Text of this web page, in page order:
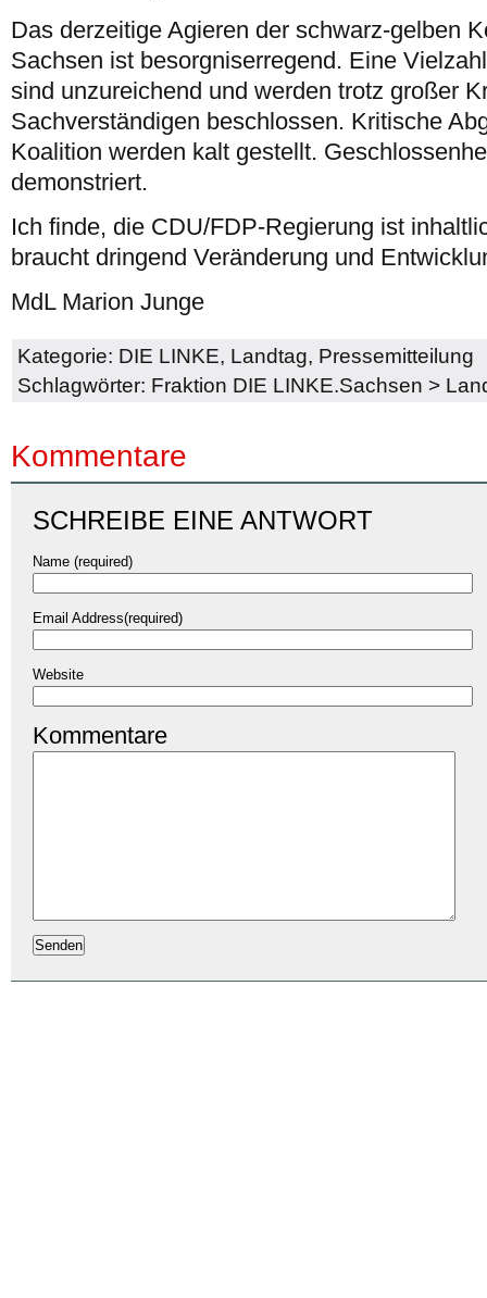
Das derzeitige Agieren der schwarz-gelben
Sachsen ist besorgniserregend. Eine
sind unzureichend und werden trotz großer
Sachverständigen beschlossen. Kritische
Koalition werden kalt gestellt.
demonstriert.
Ich finde, die CDU/FDP-Regierung ist
braucht dringend Veränderung und
MdL Marion Junge
Kategorie: DIE LINKE, Landtag, Pressemitteilung
Schlagwörter: Fraktion DIE LINKE.Sachsen >
Kommentare
SCHREIBE EINE ANTWORT
Name (required)
Email Address(required)
Website
Kommentare